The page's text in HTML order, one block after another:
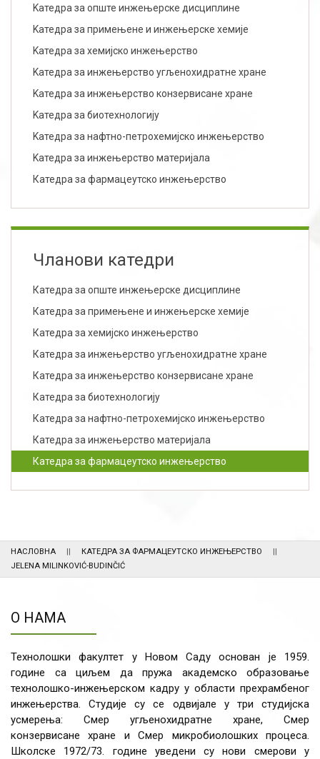
Kатедра за опште инжењерске дисциплине
Kатедра за примењене и инжењерске хемије
Kатедра за хемијско инжењерство
Kатедра за инжењерство угљенохидратне хране
Kатедра за инжењерство конзервисане хране
Kатедра за биотехнологију
Kатедра за нафтно-петрохемијско инжењерство
Kатедра за инжењерство материјала
Катедра за фармацеутско инжењерство
Чланови катедри
Катедра за опште инжењерске дисциплине
Катедра за примењене и инжењерске хемије
Катедра за хемијско инжењерство
Катедра за инжењерство угљенохидратне хране
Катедра за инжењерство конзервисане хране
Катедра за биотехнологију
Катедра за нафтно-петрохемијско инжењерство
Катедра за инжењерство материјала
Катедра за фармацеутско инжењерство
НАСЛОВНА
КАТЕДРА ЗА ФАРМАЦЕУТСКО ИНЖЕЊЕРСТВО
JELENA MILINKOVIĆ-BUDINČIĆ
О НАМА
Технолошки факултет у Новом Саду основан је 1959.
године са циљем да пружа академско образовање
технолошко-инжењерском кадру у области прехрамбеног
инжењерства. Студије су се одвијале у три студијска
усмерења: Смер угљенохидратне хране, Смер
конзервисане хране и Смер микробиолошких процеса.
Школске 1972/73. године уведени су нови смерови у